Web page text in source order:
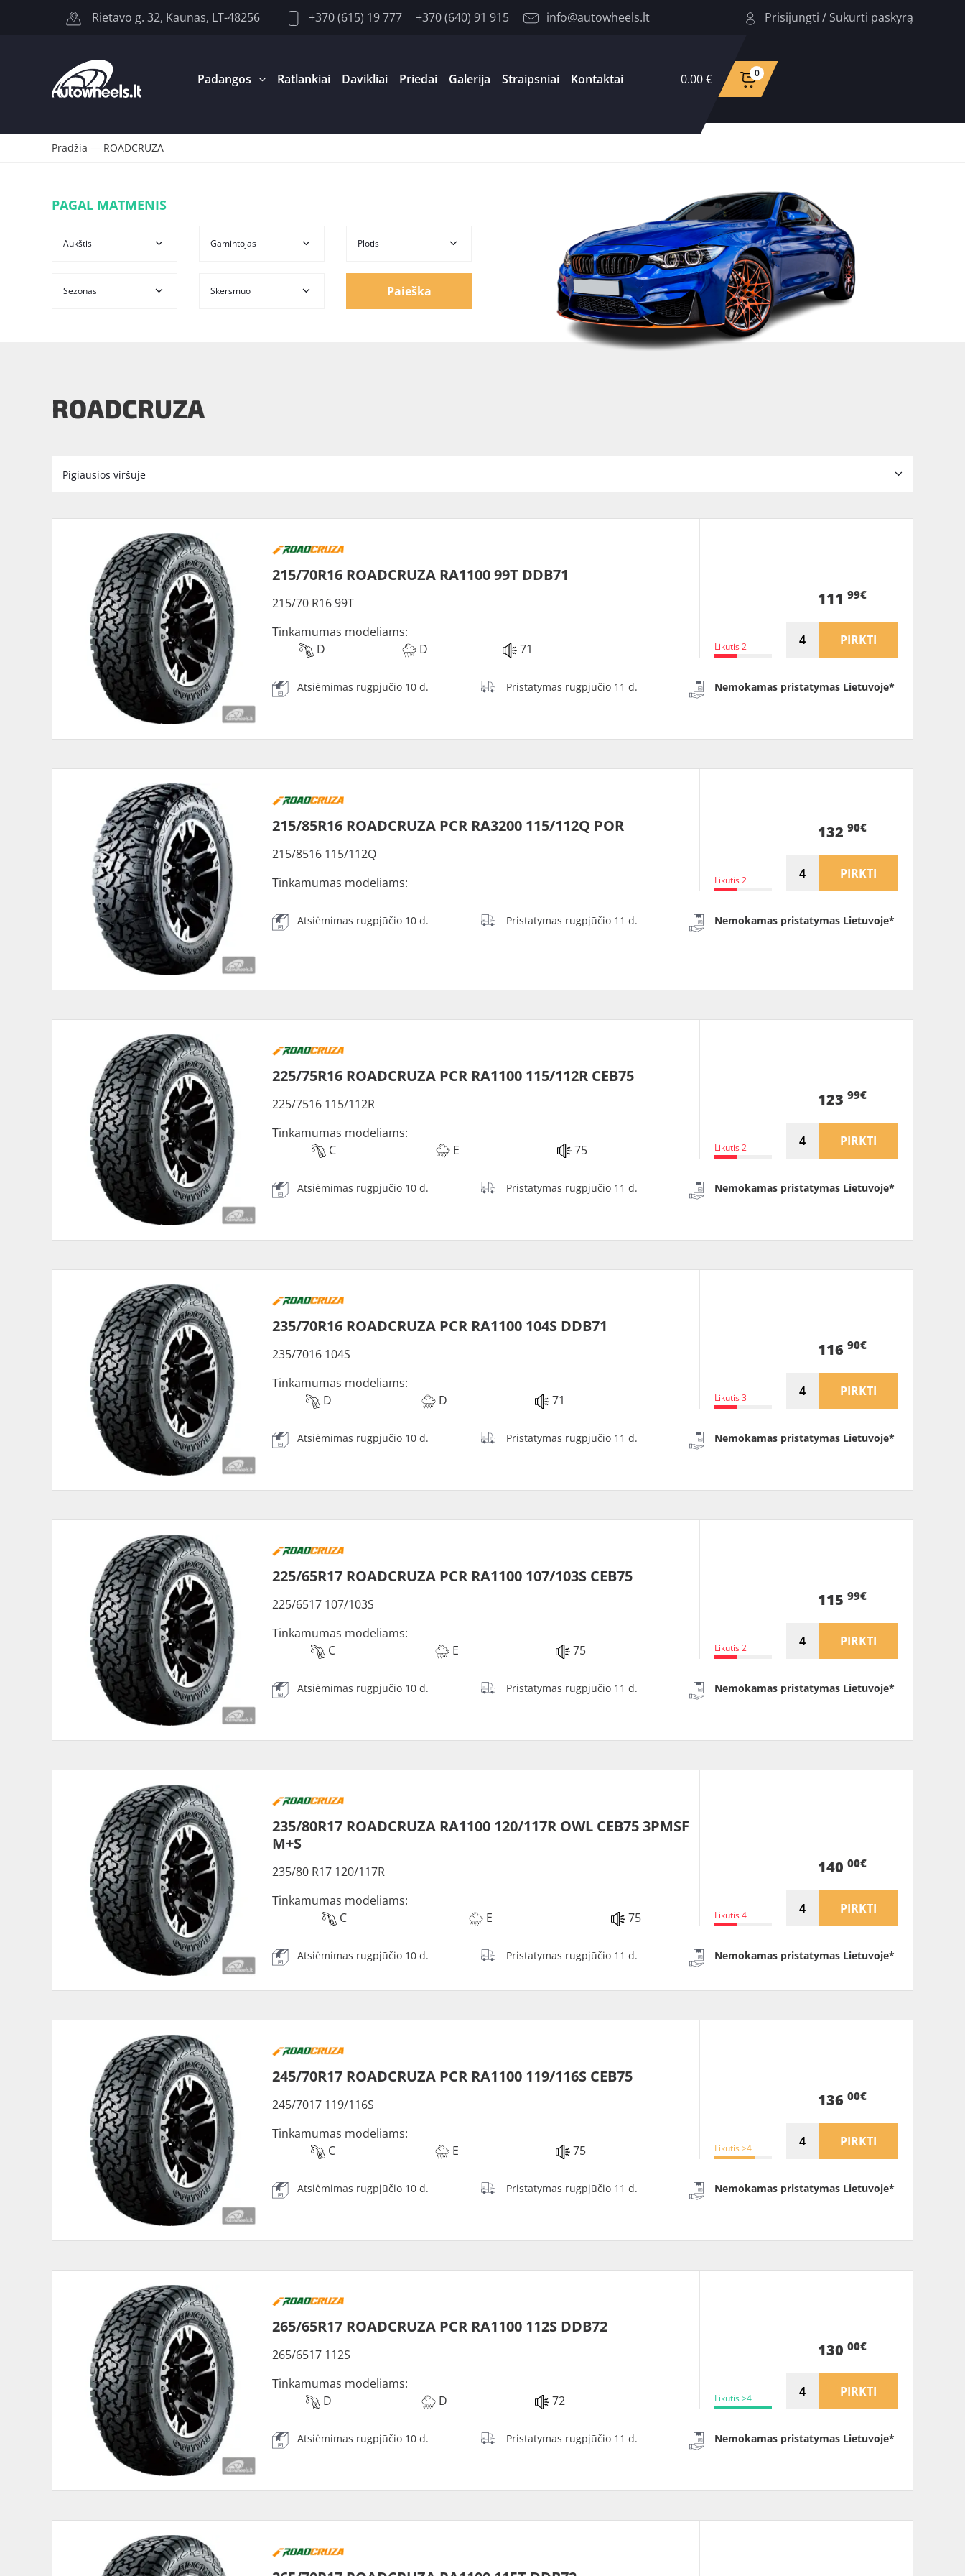
Rietavo g. 32, Kaunas, LT-48256 +370 (615) 19 777 +370 (640) 91 915 info@autowheels.lt Prisijungti / Sukurti paskyrą
Padangos Ratlankiai Davikliai Priedai Galerija Straipsniai Kontaktai 0.00 € 0
Pradžia — ROADCRUZA
PAGAL MATMENIS
Paieška
ROADCRUZA
215/70R16 ROADCRUZA RA1100 99T DDB71
215/70 R16 99T
Tinkamumas modeliams:
D
D 71 Likutis 2
111 99€
PIRKTI
Atsiėmimas rugpjūčio 10 d. Pristatymas rugpjūčio 11 d. Nemokamas pristatymas Lietuvoje*
215/85R16 ROADCRUZA PCR RA3200 115/112Q POR
215/8516 115/112Q
Tinkamumas modeliams:
Likutis 2
132 90€
PIRKTI
Atsiėmimas rugpjūčio 10 d. Pristatymas rugpjūčio 11 d. Nemokamas pristatymas Lietuvoje*
225/75R16 ROADCRUZA PCR RA1100 115/112R CEB75
225/7516 115/112R
Tinkamumas modeliams:
C
E 75 Likutis 2
123 99€
PIRKTI
Atsiėmimas rugpjūčio 10 d. Pristatymas rugpjūčio 11 d. Nemokamas pristatymas Lietuvoje*
235/70R16 ROADCRUZA PCR RA1100 104S DDB71
235/7016 104S
Tinkamumas modeliams:
D
D 71 Likutis 3
116 90€
PIRKTI
Atsiėmimas rugpjūčio 10 d. Pristatymas rugpjūčio 11 d. Nemokamas pristatymas Lietuvoje*
225/65R17 ROADCRUZA PCR RA1100 107/103S CEB75
225/6517 107/103S
Tinkamumas modeliams:
C
E 75 Likutis 2
115 99€
PIRKTI
Atsiėmimas rugpjūčio 10 d. Pristatymas rugpjūčio 11 d. Nemokamas pristatymas Lietuvoje*
235/80R17 ROADCRUZA RA1100 120/117R OWL CEB75 3PMSF
M+S
235/80 R17 120/117R
Tinkamumas modeliams:
C
E 75 Likutis 4
140 00€
PIRKTI
Atsiėmimas rugpjūčio 10 d. Pristatymas rugpjūčio 11 d. Nemokamas pristatymas Lietuvoje*
245/70R17 ROADCRUZA PCR RA1100 119/116S CEB75
245/7017 119/116S
Tinkamumas modeliams:
C
E 75 Likutis >4
136 00€
PIRKTI
Atsiėmimas rugpjūčio 10 d. Pristatymas rugpjūčio 11 d. Nemokamas pristatymas Lietuvoje*
265/65R17 ROADCRUZA PCR RA1100 112S DDB72
265/6517 112S
Tinkamumas modeliams:
D
D 72 Likutis >4
130 00€
PIRKTI
Atsiėmimas rugpjūčio 10 d. Pristatymas rugpjūčio 11 d. Nemokamas pristatymas Lietuvoje*